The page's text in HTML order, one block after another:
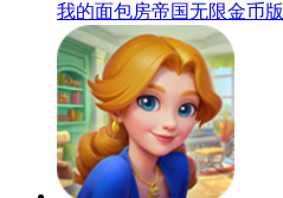
我的面包房帝国无限金币版